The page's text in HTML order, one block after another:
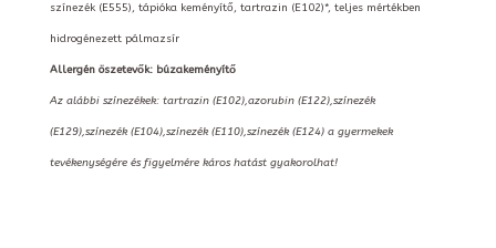
színezék (E555), tápióka keményítő, tartrazin (E102)*, teljes mértékben
hidrogénezett pálmazsír
Allergén öszetevők: búzakeményítő
Az alábbi színezékek: tartrazin (E102),azorubin (E122),színezék
(E129),színezék (E104),színezék (E110),színezék (E124) a gyermekek
tevékenységére és figyelmére káros hatást gyakorolhat!